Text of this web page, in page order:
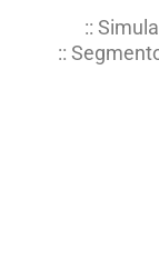
::
::